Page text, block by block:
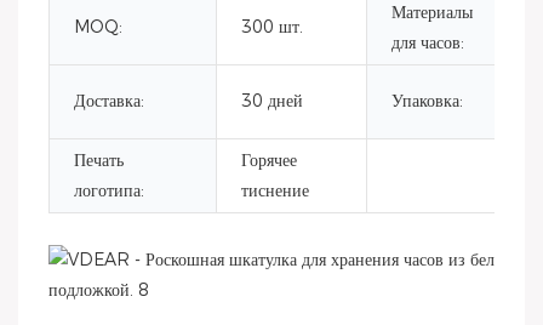
MOQ: 300 шт.
Материалы
для часов:
Доставка: 30 дней Упаковка:
Печать
логотипа:
Горячее
тиснение